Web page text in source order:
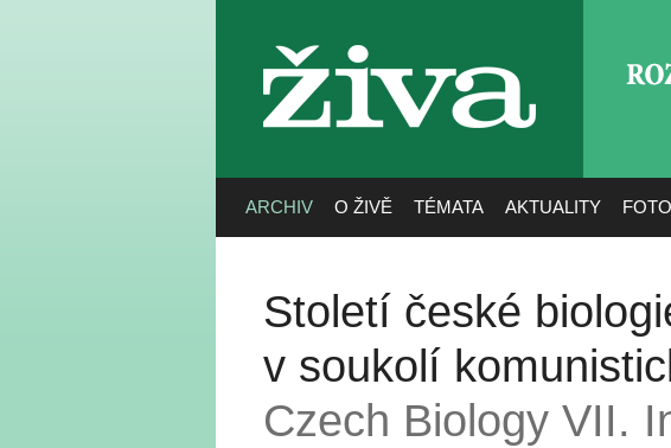
živa
ARCHIV O ŽIVĚ TÉMATA AKTUALITY
Století české
v soukolí
Czech Biology VII.